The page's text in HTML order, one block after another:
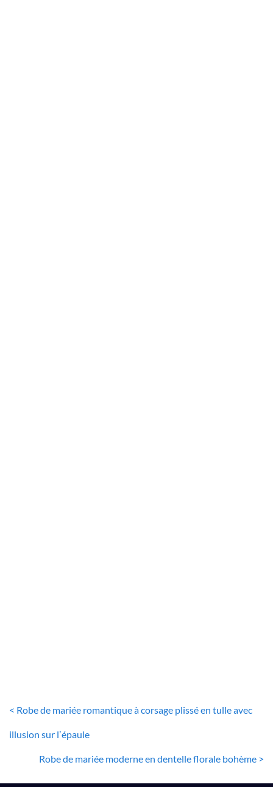
< Robe de mariée romantique à corsage plissé en tulle avec
illusion sur lʼépaule
Robe de mariée moderne en dentelle florale bohème >